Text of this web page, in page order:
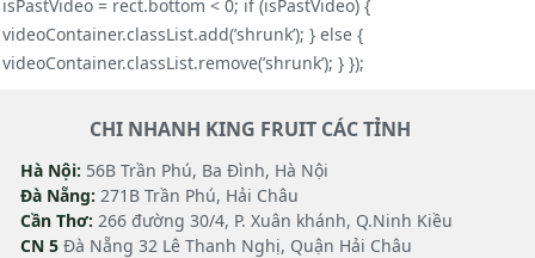
isPastVideo = rect.bottom < 0; if (isPastVideo) {
videoContainer.classList.add(’shrunk’); } else {
videoContainer.classList.remove(’shrunk’); } });
CHI NHANH KING FRUIT CÁC TỈNH
Hà Nội: 56B Trần Phú, Ba Đình, Hà Nội
Đà Nẵng: 271B Trần Phú, Hải Châu
Cần Thơ: 266 đường 30/4, P. Xuân khánh, Q.Ninh Kiều
CN 5 Đà Nẵng 32 Lê Thanh Nghị, Quận Hải Châu